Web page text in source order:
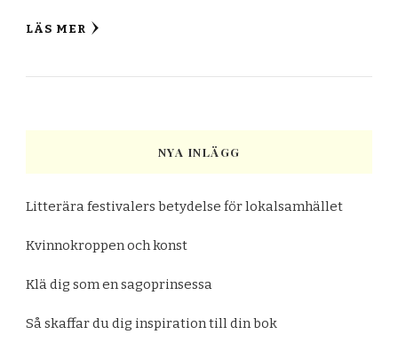
LÄS MER
NYA INLÄGG
Litterära festivalers betydelse för lokalsamhället
Kvinnokroppen och konst
Klä dig som en sagoprinsessa
Så skaffar du dig inspiration till din bok